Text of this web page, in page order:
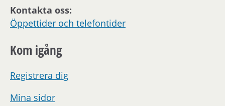
Kontakta oss:
Öppettider och telefontider
Kom igång
Registrera dig
Mina sidor